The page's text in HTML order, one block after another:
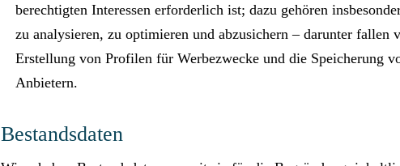
berechtigten Interessen erforderlich ist; dazu gehören
zu analysieren, zu optimieren und abzusichern – darunter fallen
Erstellung von Profilen für Werbezwecke und die Speicherung
Anbietern.
Bestandsdaten